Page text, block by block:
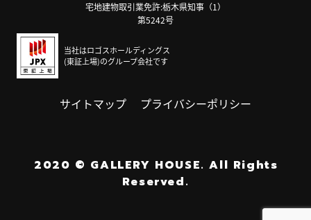
宅地建物取引業免許:栃木県知事（1）
第5242号
当社はロゴスホールディングス
(東証上場)のグループ会社です
サイトマップ プライバシーポリシー
2020 © GALLERY HOUSE. All Rights
Reserved.